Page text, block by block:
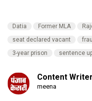
Datia Former MLA
seat declared vacant
3-year prison
sentence
Content Writer
meena